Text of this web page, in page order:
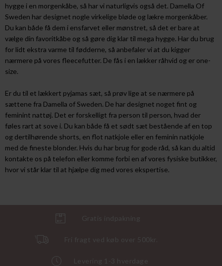
hygge i en morgenkåbe, så har vi naturligvis også det. Damella Of
Sweden har designet nogle virkelige bløde og lækre morgenkåber.
Du kan både få dem i ensfarvet eller mønstret, så det er bare at
vælge din favoritkåbe og så gøre dig klar til mega hygge. Har du brug
for lidt ekstra varme til fødderne, så anbefaler vi at du kigger
nærmere på vores fleecefutter. De fås i en lækker råhvid og er one-
size.
Er du til et lækkert pyjamas sæt, så prøv lige at se nærmere på
sættene fra Damella of Sweden. De har designet noget fint og
feminint nattøj. Det er forskelligt fra person til person, hvad der
føles rart at sove i. Du kan både få et sødt sæt bestående af en top
og dertilhørende shorts, en flot natkjole eller en feminin natkjole
med de fineste blonder. Hvis du har brug for gode råd, så kan du altid
kontakte os på telefon eller komme forbi en af vores fysiske butikker,
hvor vi står klar til at hjælpe dig med vores ekspertise.
Gratis indpakning
Fri fragt ved køb over 500kr.
Levering 1-3 hverdage